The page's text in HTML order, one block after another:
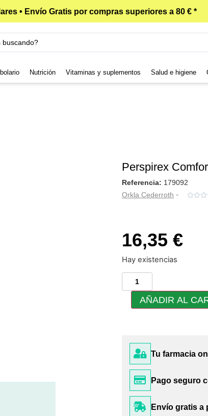
• Envío Gratis por compras superiores a 80 € *
Nutrición Vitaminas y suplementos Salud e higiene
Perspirex
Referencia: 179092
Orkla Cederroth - 
16,35 €
Hay existencias
AÑADIR AL
Tu farmacia
Pago seguro
Envío gratis a